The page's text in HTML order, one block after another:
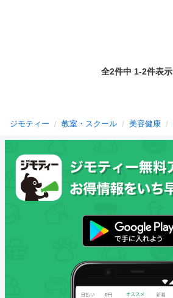
全2件中 1-2件表示
ジモティー 教室・スクール 美容健康